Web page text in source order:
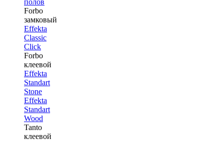
полов
Forbo
замковый
Effekta
Classic
Click
Forbo
клеевой
Effekta
Standart
Stone
Effekta
Standart
Wood
Tanto
клеевой